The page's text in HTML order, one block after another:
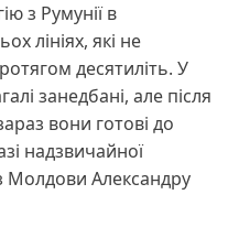
з Румунії в
лініях, які не
десятиліть. У
занедбані, але після
вони готові до
надзвичайної
Молдови Александру